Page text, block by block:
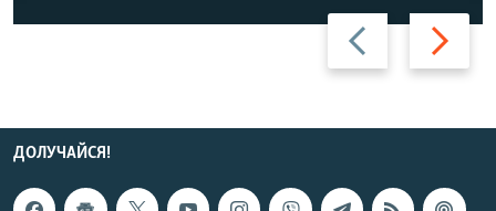
Назад Вперед
ДОЛУЧАЙСЯ!